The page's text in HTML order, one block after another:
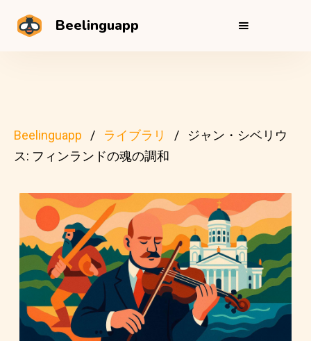
Beelinguapp
Beelinguapp ライブラリ
ジャン・シベリウ
ス: フィンランドの魂の調和